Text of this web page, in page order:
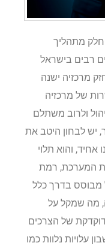
מתהליך
רבים בישראל
מרכזיה ישנה
של מרכזיה
ולרוב משתלם
לבחון היטב את
והוא תלוי
המערכת, רמת
בדרך כלל
מה שמקל על
של הצרכים
נלוות כמו